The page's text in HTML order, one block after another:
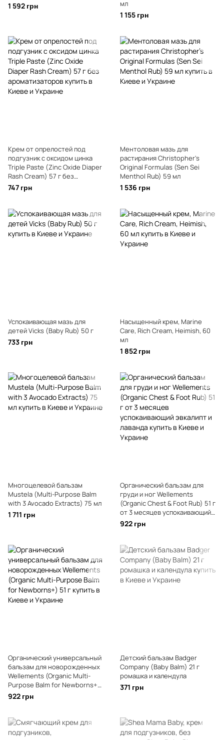
1 592 грн мл
1 155 грн
Крем от опрелостей под
подгузник с оксидом цинка
Triple Paste (Zinc Oxide Diaper
Rash Cream) 57 г без
ароматизаторов
747 грн
Ментоловая мазь для
растирания Christopher's
Original Formulas (Sen Sei
Menthol Rub) 59 мл
1 536 грн
Успокаивающая мазь для
детей Vicks (Baby Rub) 50 г
733 грн
Насыщенный крем, Marine
Care, Rich Cream, Heimish, 60
мл
1 852 грн
Многоцелевой бальзам
Mustela (Multi-Purpose Balm
with 3 Avocado Extracts) 75 мл
1 711 грн
Органический бальзам для
груди и ног Wellements
(Organic Chest & Foot Rub) 51 г
от 3 месяцев успокаивающий
эвкалипт и лаванда
922 грн
Органический универсальный
бальзам для новорожденных
Wellements (Organic Multi-
Purpose Balm for Newborns+)
51 г
922 грн
Детский бальзам Badger
Company (Baby Balm) 21 г
ромашка и календула
371 грн